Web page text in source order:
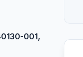
001,